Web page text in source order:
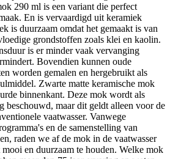
290 ml is een variant die perfect
En is vervaardigd uit keramiek
is duurzaam omdat het gemaakt is van
grondstoffen zoals klei en kaolin.
is er minder vaak vervanging
Bovendien kunnen oude
worden gemalen en hergebruikt als
Zwarte matte keramische mok
binnenkant. Deze mok wordt als
beschouwd, maar dit geldt alleen voor de
vaatwasser. Vanwege
en de samenstelling van
raden we af de mok in de vaatwasser
en duurzaam te houden. Welke mok